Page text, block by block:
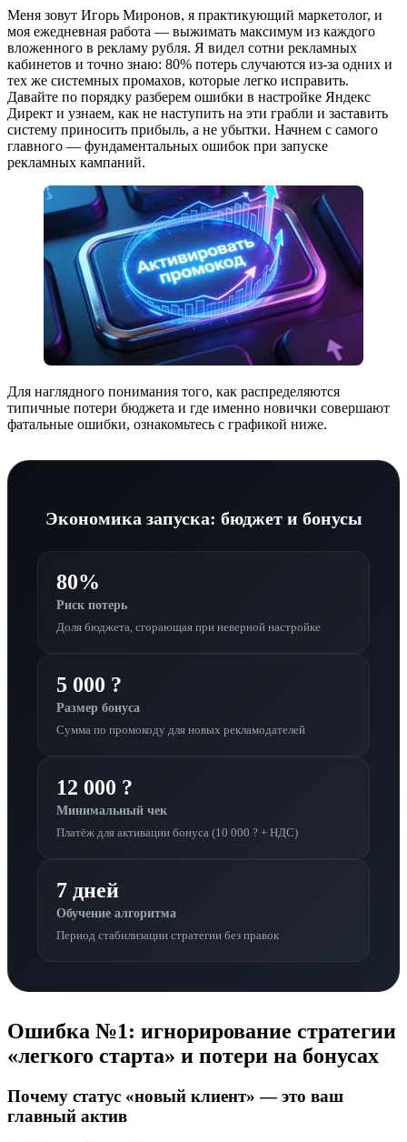
Меня зовут Игорь Миронов, я практикующий маркетолог, и
моя ежедневная работа — выжимать максимум из каждого
вложенного в рекламу рубля. Я видел сотни рекламных
кабинетов и точно знаю: 80% потерь случаются из-за одних и
тех же системных промахов, которые легко исправить.
Давайте по порядку разберем ошибки в настройке Яндекс
Директ и узнаем, как не наступить на эти грабли и заставить
систему приносить прибыль, а не убытки. Начнем с самого
главного — фундаментальных ошибок при запуске
рекламных кампаний.
Для наглядного понимания того, как распределяются
типичные потери бюджета и где именно новички совершают
фатальные ошибки, ознакомьтесь с графикой ниже.
Экономика запуска: бюджет и бонусы
80%
Риск потерь
Доля бюджета, сгорающая при неверной настройке
5 000 ?
Размер бонуса
Сумма по промокоду для новых рекламодателей
12 000 ?
Минимальный чек
Платёж для активации бонуса (10 000 ? + НДС)
7 дней
Обучение алгоритма
Период стабилизации стратегии без правок
Ошибка №1: игнорирование стратегии
«легкого старта» и потери на бонусах
Почему статус «новый клиент» — это ваш
главный актив